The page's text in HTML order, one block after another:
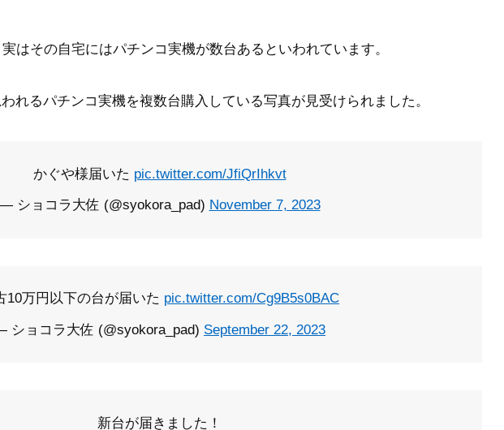
はその自宅にはパチンコ実機が数台あるといわれています。
れるパチンコ実機を複数台購入している写真が見受けられました。
かぐや様届いた pic.twitter.com/JfiQrIhkvt
— ショコラ大佐 (@syokora_pad) November 7, 2023
10万円以下の台が届いた pic.twitter.com/Cg9B5s0BAC
ショコラ大佐 (@syokora_pad) September 22, 2023
新台が届きました！